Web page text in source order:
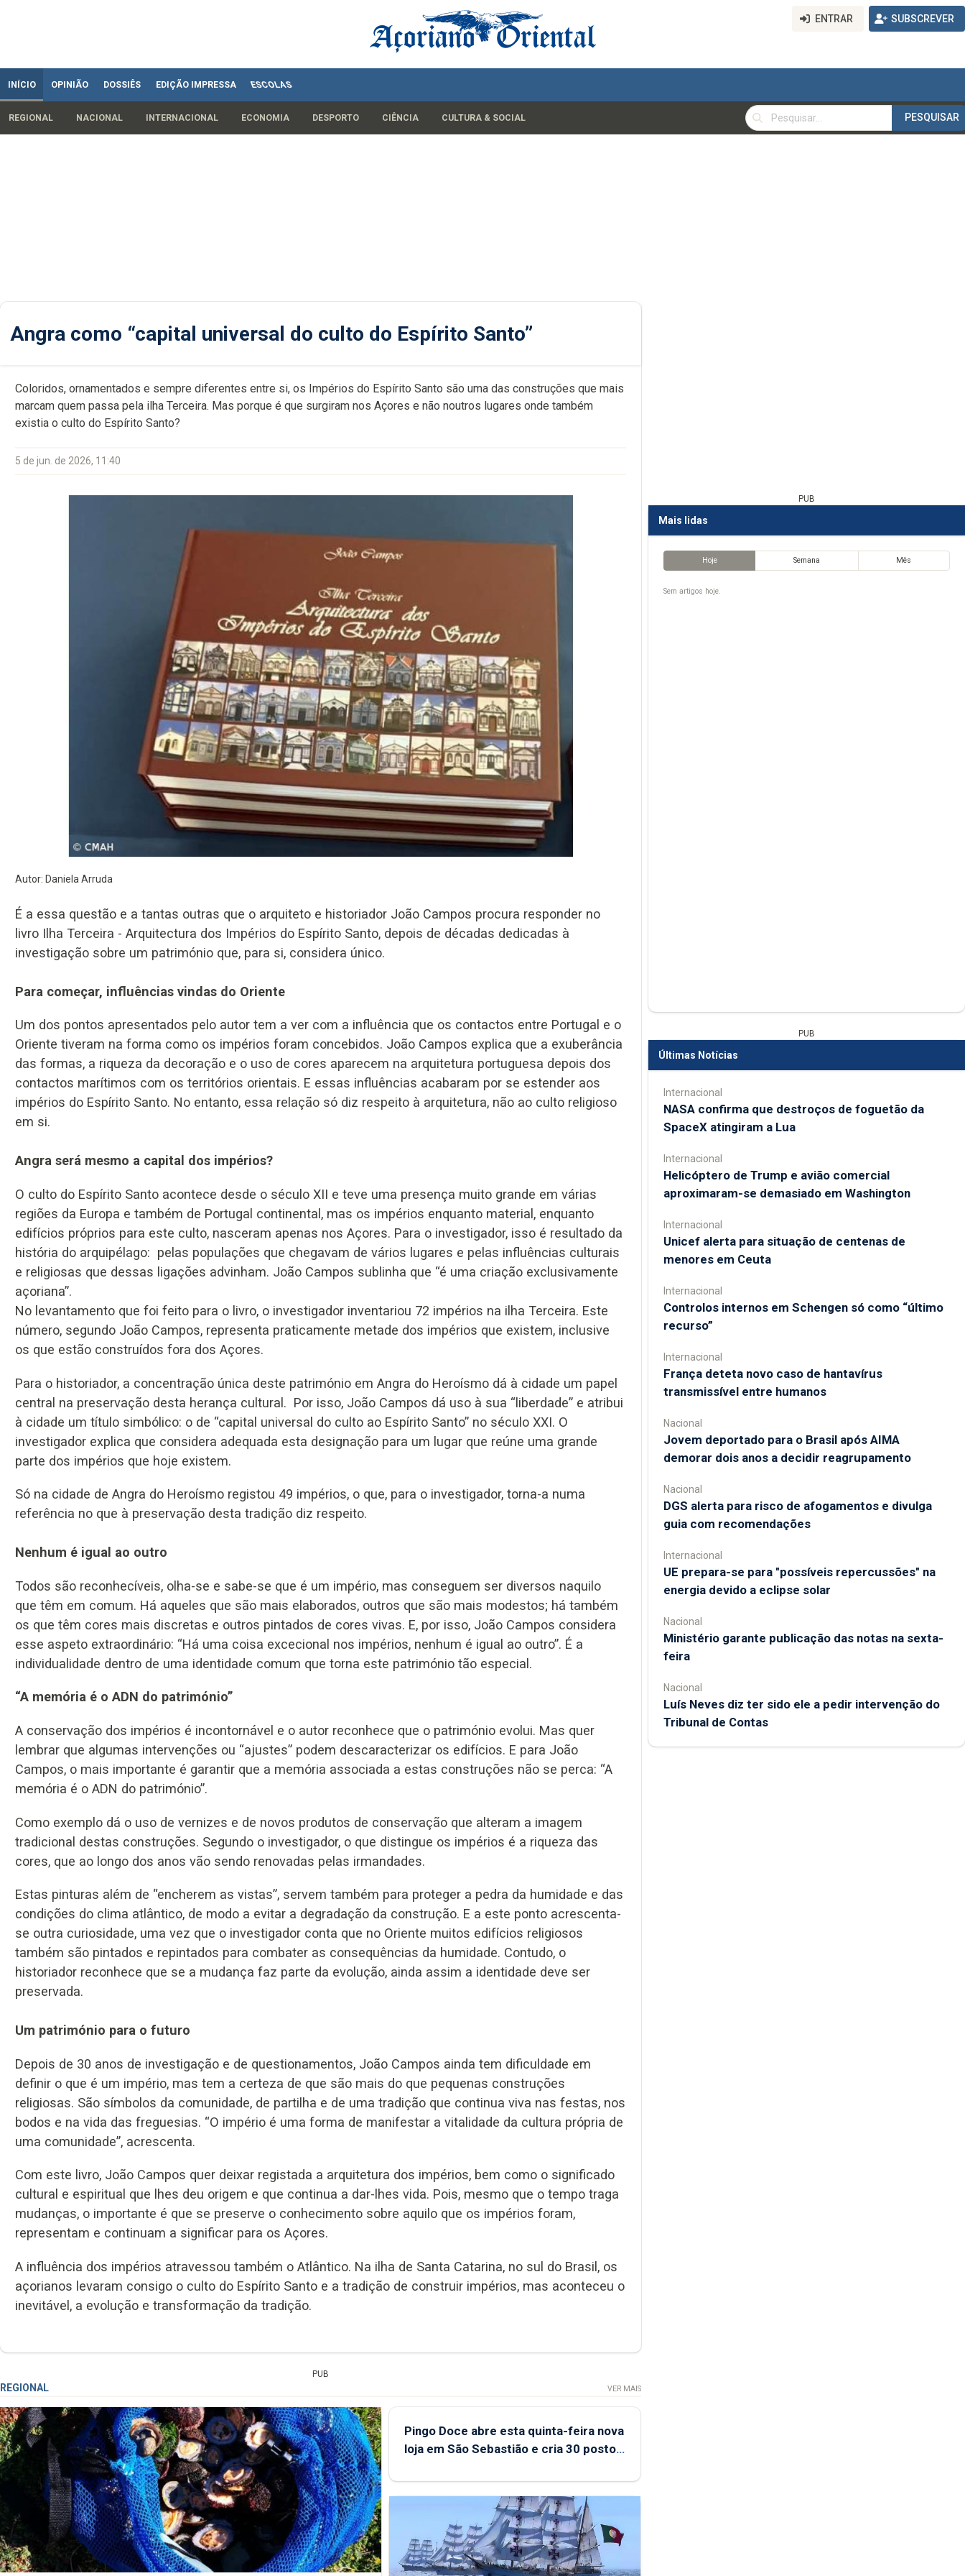
ENTRAR SUBSCREVER
INÍCIO OPINIÃO DOSSIÊS EDIÇÃO IMPRESSA ESCOLAS
REGIONAL NACIONAL INTERNACIONAL ECONOMIA DESPORTO CIÊNCIA CULTURA & SOCIAL
PESQUISAR
PESQUISAR
Angra como “capital universal do culto do Espírito Santo”
Coloridos, ornamentados e sempre diferentes entre si, os Impérios do Espírito Santo são uma das construções que mais
marcam quem passa pela ilha Terceira. Mas porque é que surgiram nos Açores e não noutros lugares onde também
existia o culto do Espírito Santo?
5 de jun. de 2026, 11:40
Autor: Daniela Arruda
É a essa questão e a tantas outras que o arquiteto e historiador João Campos procura responder no
livro Ilha Terceira - Arquitectura dos Impérios do Espírito Santo, depois de décadas dedicadas à
investigação sobre um património que, para si, considera único.
Para começar, influências vindas do Oriente
Um dos pontos apresentados pelo autor tem a ver com a influência que os contactos entre Portugal e o
Oriente tiveram na forma como os impérios foram concebidos. João Campos explica que a exuberância
das formas, a riqueza da decoração e o uso de cores aparecem na arquitetura portuguesa depois dos
contactos marítimos com os territórios orientais. E essas influências acabaram por se estender aos
impérios do Espírito Santo. No entanto, essa relação só diz respeito à arquitetura, não ao culto religioso
em si.
Angra será mesmo a capital dos impérios?
O culto do Espírito Santo acontece desde o século XII e teve uma presença muito grande em várias
regiões da Europa e também de Portugal continental, mas os impérios enquanto material, enquanto
edifícios próprios para este culto, nasceram apenas nos Açores. Para o investigador, isso é resultado da
história do arquipélago: pelas populações que chegavam de vários lugares e pelas influências culturais
e religiosas que dessas ligações advinham. João Campos sublinha que “é uma criação exclusivamente
açoriana”.
No levantamento que foi feito para o livro, o investigador inventariou 72 impérios na ilha Terceira. Este
número, segundo João Campos, representa praticamente metade dos impérios que existem, inclusive
os que estão construídos fora dos Açores.
Para o historiador, a concentração única deste património em Angra do Heroísmo dá à cidade um papel
central na preservação desta herança cultural. Por isso, João Campos dá uso à sua “liberdade” e atribui
à cidade um título simbólico: o de “capital universal do culto ao Espírito Santo” no século XXI. O
investigador explica que considera adequada esta designação para um lugar que reúne uma grande
parte dos impérios que hoje existem.
Só na cidade de Angra do Heroísmo registou 49 impérios, o que, para o investigador, torna-a numa
referência no que à preservação desta tradição diz respeito.
Nenhum é igual ao outro
Todos são reconhecíveis, olha-se e sabe-se que é um império, mas conseguem ser diversos naquilo
que têm em comum. Há aqueles que são mais elaborados, outros que são mais modestos; há também
os que têm cores mais discretas e outros pintados de cores vivas. E, por isso, João Campos considera
esse aspeto extraordinário: “Há uma coisa excecional nos impérios, nenhum é igual ao outro”. É a
individualidade dentro de uma identidade comum que torna este património tão especial.
“A memória é o ADN do património”
A conservação dos impérios é incontornável e o autor reconhece que o património evolui. Mas quer
lembrar que algumas intervenções ou “ajustes” podem descaracterizar os edifícios. E para João
Campos, o mais importante é garantir que a memória associada a estas construções não se perca: “A
memória é o ADN do património”.
Como exemplo dá o uso de vernizes e de novos produtos de conservação que alteram a imagem
tradicional destas construções. Segundo o investigador, o que distingue os impérios é a riqueza das
cores, que ao longo dos anos vão sendo renovadas pelas irmandades.
Estas pinturas além de “encherem as vistas”, servem também para proteger a pedra da humidade e das
condições do clima atlântico, de modo a evitar a degradação da construção. E a este ponto acrescenta-
se outra curiosidade, uma vez que o investigador conta que no Oriente muitos edifícios religiosos
também são pintados e repintados para combater as consequências da humidade. Contudo, o
historiador reconhece que se a mudança faz parte da evolução, ainda assim a identidade deve ser
preservada.
Um património para o futuro
Depois de 30 anos de investigação e de questionamentos, João Campos ainda tem dificuldade em
definir o que é um império, mas tem a certeza de que são mais do que pequenas construções
religiosas. São símbolos da comunidade, de partilha e de uma tradição que continua viva nas festas, nos
bodos e na vida das freguesias. “O império é uma forma de manifestar a vitalidade da cultura própria de
uma comunidade”, acrescenta.
Com este livro, João Campos quer deixar registada a arquitetura dos impérios, bem como o significado
cultural e espiritual que lhes deu origem e que continua a dar-lhes vida. Pois, mesmo que o tempo traga
mudanças, o importante é que se preserve o conhecimento sobre aquilo que os impérios foram,
representam e continuam a significar para os Açores.
A influência dos impérios atravessou também o Atlântico. Na ilha de Santa Catarina, no sul do Brasil, os
açorianos levaram consigo o culto do Espírito Santo e a tradição de construir impérios, mas aconteceu o
inevitável, a evolução e transformação da tradição.
PUB
REGIONAL VER MAIS
Pingo Doce abre esta quinta-feira nova
loja em São Sebastião e cria 30 postos
PUB
Mais lidas
Hoje Semana Mês
Sem artigos hoje.
PUB
Últimas Notícias
Internacional
NASA confirma que destroços de foguetão da
SpaceX atingiram a Lua
Internacional
Helicóptero de Trump e avião comercial
aproximaram-se demasiado em Washington
Internacional
Unicef alerta para situação de centenas de
menores em Ceuta
Internacional
Controlos internos em Schengen só como “último
recurso”
Internacional
França deteta novo caso de hantavírus
transmissível entre humanos
Nacional
Jovem deportado para o Brasil após AIMA
demorar dois anos a decidir reagrupamento
Nacional
DGS alerta para risco de afogamentos e divulga
guia com recomendações
Internacional
UE prepara-se para "possíveis repercussões" na
energia devido a eclipse solar
Nacional
Ministério garante publicação das notas na sexta-
feira
Nacional
Luís Neves diz ter sido ele a pedir intervenção do
Tribunal de Contas